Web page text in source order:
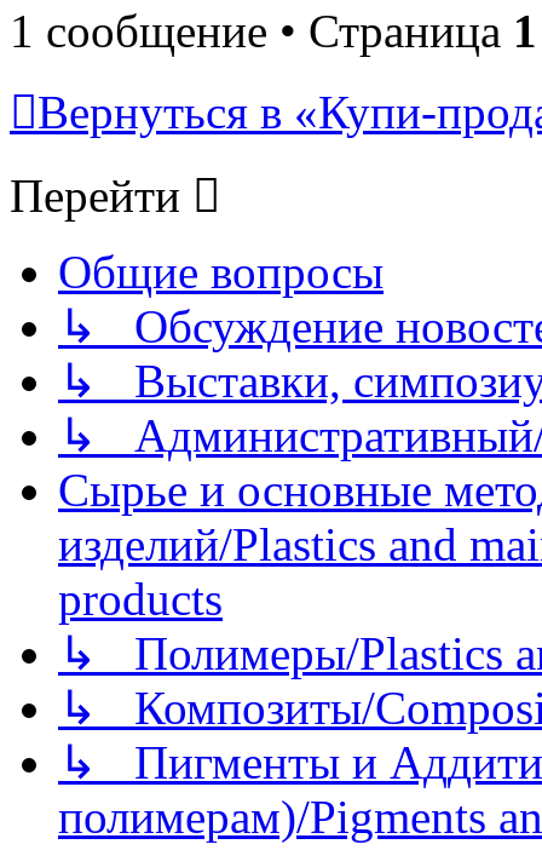
1 сообщение • Страница 1
Вернуться в «Купи-
Перейти
Общие вопросы
↳ Обсуждение
↳ Выставки,
↳
Сырье и основные
изделий/Plastics and
products
↳ Полимеры/Plastics
↳ Композиты/
↳ Пигменты и
полимерам)/Pigments